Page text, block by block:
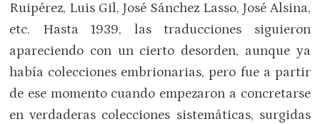
Ruipérez, Luis Gil, José Sánchez Lasso, José Alsina,
etc. Hasta 1939, las traducciones siguieron
apareciendo con un cierto desorden, aunque ya
había colecciones embrionarias, pero fue a partir
de ese momento cuando empezaron a concretarse
en verdaderas colecciones sistemáticas, surgidas